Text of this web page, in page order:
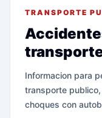
TRANSPORTE
Informacion para
transporte
choques con